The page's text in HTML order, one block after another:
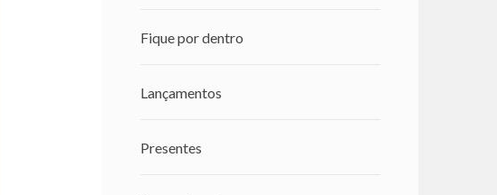
Fique por dentro
Lançamentos
Presentes